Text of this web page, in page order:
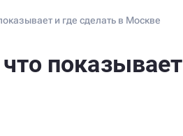
и где сделать в Москве